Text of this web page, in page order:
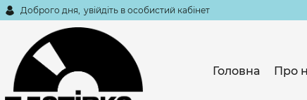
Доброго дня, увійдіть в особистий кабінет
Головна Про